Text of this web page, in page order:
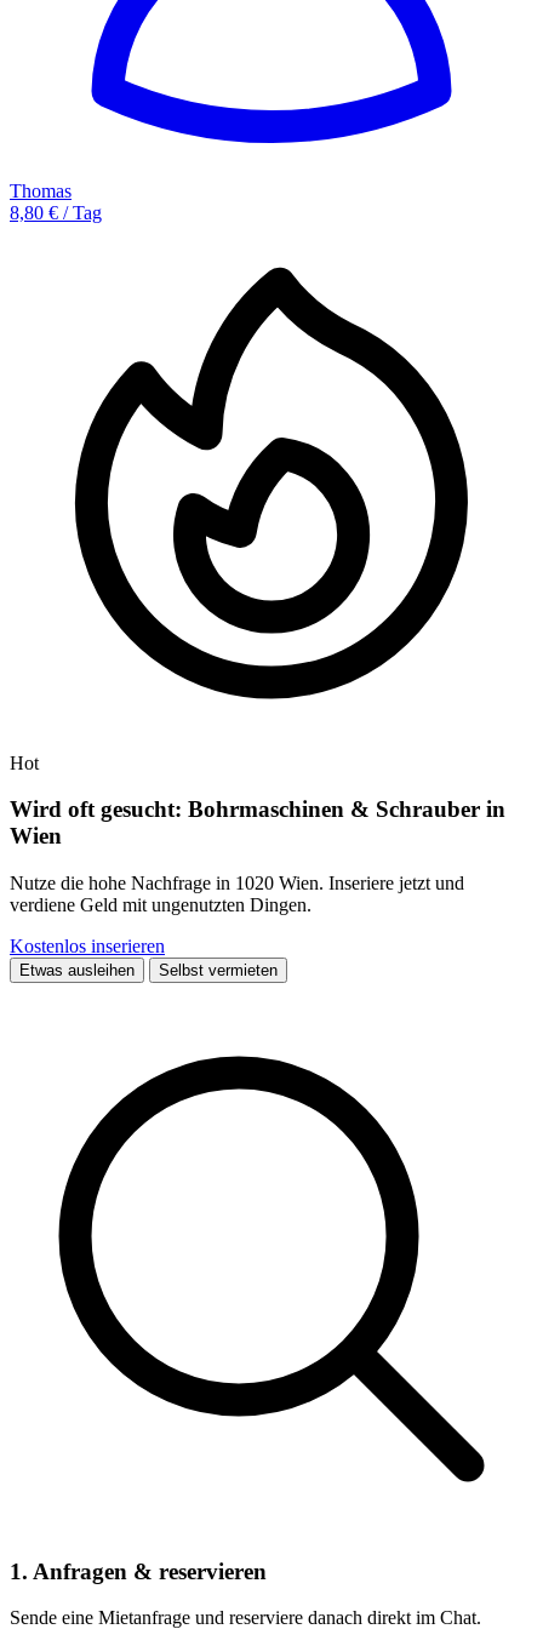
Thomas
8,80 € / Tag
Hot
Wird oft gesucht: Bohrmaschinen & Schrauber in
Wien
Nutze die hohe Nachfrage in 1020 Wien. Inseriere jetzt und
verdiene Geld mit ungenutzten Dingen.
Kostenlos inserieren
Etwas ausleihen Selbst vermieten
1. Anfragen & reservieren
Sende eine Mietanfrage und reserviere danach direkt im Chat.